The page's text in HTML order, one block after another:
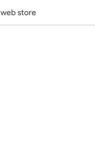
store